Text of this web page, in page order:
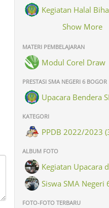
Kegiatan Halal
Keluarga Besar SMAN 6
Show More
MATERI PEMBELAJARAN
Modul Corel Draw
PRESTASI SMA NEGERI 6 BOGOR
Upacara Bendera
Kota Bogor dlm rangka
memperingati hari Santri
KATEGORI
PPDB 2022/2023
ALBUM FOTO
Kegiatan Upacara
Negeri 6 Bogor (8)
Siswa SMA Negeri
(26)
FOTO-FOTO TERBARU